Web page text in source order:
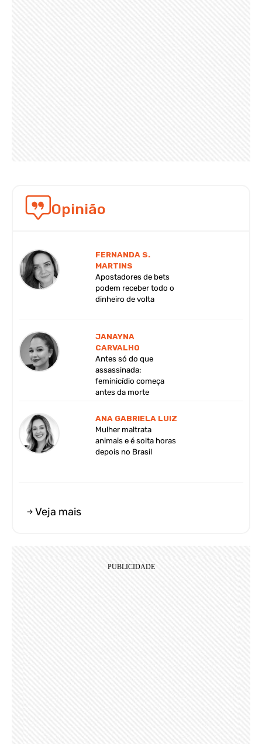
Opinião
FERNANDA S.
MARTINS
Apostadores de bets
podem receber todo o
dinheiro de volta
JANAYNA
CARVALHO
Antes só do que
assassinada:
feminicídio começa
antes da morte
ANA GABRIELA LUIZ
Mulher maltrata
animais e é solta horas
depois no Brasil
Veja mais